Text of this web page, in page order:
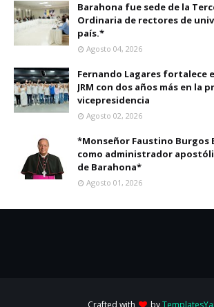
Barahona fue sede de la
Ordinaria de rectores de
país.*
Agosto 04, 2026
Fernando Lagares fortalece
JRM con dos años más en la
vicepresidencia
Agosto 02, 2026
*Monseñor Faustino Burgos
como administrador
de Barahona*
Agosto 01, 2026
Crafted with by